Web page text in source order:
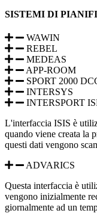
SISTEMI DI
WAWIN
REBEL
MEDEAS
APP-ROOM
SPORT 2000
INTERSYS
INTERSPORT
L'interfaccia ISIS è
quando viene creata la
questi dati vengono
ADVARICS
Questa interfaccia è
vengono inizialmente
giornalmente ad un